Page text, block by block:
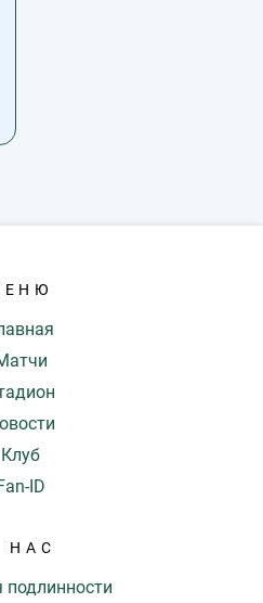
Клуб
ID
НАС
подлинности